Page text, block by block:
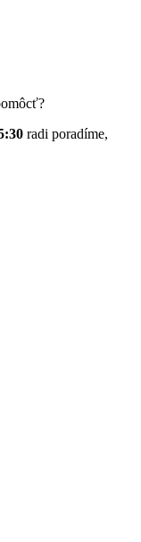
radi poradíme,